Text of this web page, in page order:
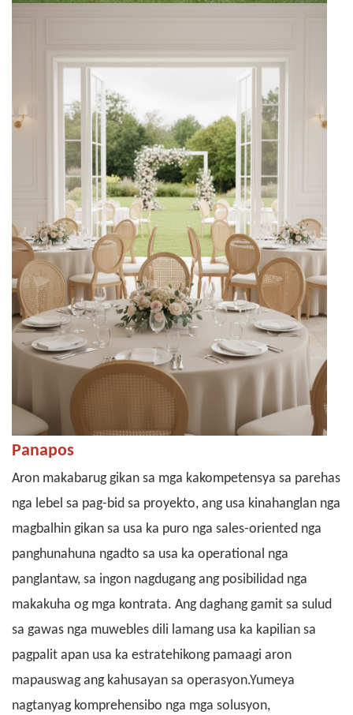
Panapos
Aron makabarug gikan sa mga kakompetensya sa parehas
nga lebel sa pag-bid sa proyekto, ang usa kinahanglan nga
magbalhin gikan sa usa ka puro nga sales-oriented nga
panghunahuna ngadto sa usa ka operational nga
panglantaw, sa ingon nagdugang ang posibilidad nga
makakuha og mga kontrata. Ang daghang gamit sa sulud
sa gawas nga muwebles dili lamang usa ka kapilian sa
pagpalit apan usa ka estratehikong pamaagi aron
mapauswag ang kahusayan sa operasyon.Yumeya
nagtanyag komprehensibo nga mga solusyon,